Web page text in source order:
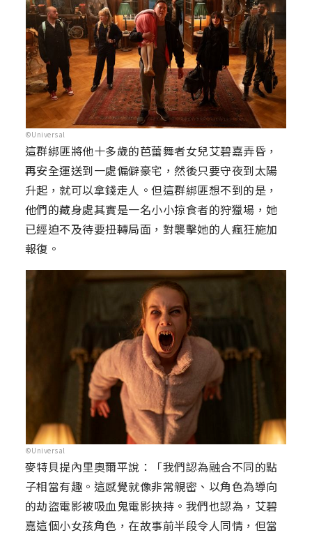
©Universal
這群綁匪將他十多歲的芭蕾舞者女兒艾碧嘉弄昏，
再安全運送到一處偏僻豪宅，然後只要守夜到太陽
升起，就可以拿錢走人。但這群綁匪想不到的是，
他們的藏身處其實是一名小小掠食者的狩獵場，她
已經迫不及待要扭轉局面，對襲擊她的人瘋狂施加
報復。
©Universal
麥特貝提內里奧爾平說：「我們認為融合不同的點
子相當有趣。這感覺就像非常親密、以角色為導向
的劫盜電影被吸血鬼電影挾持。我們也認為，艾碧
嘉這個小女孩角色，在故事前半段令人同情，但當